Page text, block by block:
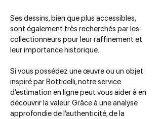
Ses dessins, bien que plus accessibles,
sont également très recherchés par les
collectionneurs pour leur raffinement et
leur importance historique.
Si vous possédez une œuvre ou un objet
inspiré par Botticelli, notre service
d’estimation en ligne peut vous aider à en
découvrir la valeur. Grâce à une analyse
approfondie de l’authenticité, de la